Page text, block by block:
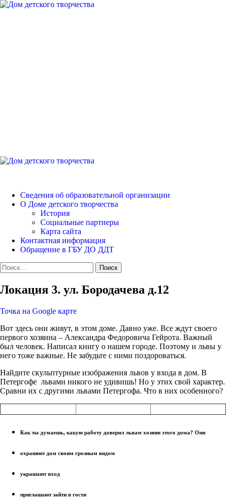
Перейти
Основное
Сведения об образовательной организации
О Доме детского творчества
История
Социальные партнеры
Карта сайта
Контактная информация
Обращение в ГБУ ДО ДДТ
Найти:
Локация 3. ул. Бородачева д.12
Точка на Google карте
Вот здесь они живут, в этом доме. Давно уже. Все ждут своего
первого хозяина – Александра Федоровича Гейрота. Важный
был человек. Написал книгу о нашем городе. Поэтому и львы у
него тоже важные. Не забудьте с ними поздороваться.
Найдите скульптурные изображения львов у входа в дом. В
Петергофе львами никого не удивишь! Но у этих свой характер.
Сравни их с другими львами Петергофа. Что в них особенного?
Как ты думаешь, какую работу доверил львам хозяин этого дома? Они
охраняют дом своим грозным видом
украшают вход
приглашают зайти в гости